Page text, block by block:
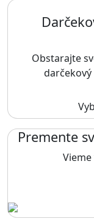
Obstarajte
Premente